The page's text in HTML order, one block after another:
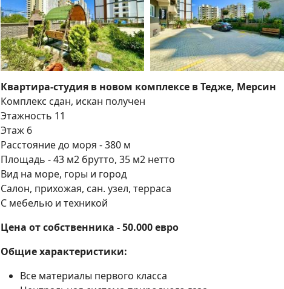
Квартира-студия в новом комплексе в Тедже, Мерсин
Комплекс сдан, искан получен
Этажность 11
Этаж 6
Расстояние до моря - 380 м
Площадь - 43 м2 брутто, 35 м2 нетто
Вид на море, горы и город
Салон, прихожая, сан. узел, терраса
С мебелью и техникой
Цена от собственника - 50.000 евро
Общие характеристики:
Все материалы первого класса